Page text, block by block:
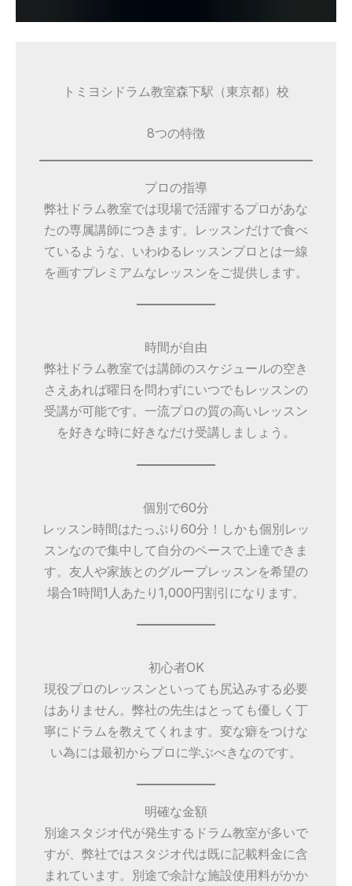
トミヨシドラム教室森下駅（東京都）校
8つの特徴
プロの指導
弊社ドラム教室では現場で活躍するプロがあな
たの専属講師につきます。レッスンだけで食べ
ているような、いわゆるレッスンプロとは一線
を画すプレミアムなレッスンをご提供します。
時間が自由
弊社ドラム教室では講師のスケジュールの空き
さえあれば曜日を問わずにいつでもレッスンの
受講が可能です。一流プロの質の高いレッスン
を好きな時に好きなだけ受講しましょう。
個別で60分
レッスン時間はたっぷり60分！しかも個別レッ
スンなので集中して自分のペースで上達できま
す。友人や家族とのグループレッスンを希望の
場合1時間1人あたり1,000円割引になります。
初心者OK
現役プロのレッスンといっても尻込みする必要
はありません。弊社の先生はとっても優しく丁
寧にドラムを教えてくれます。変な癖をつけな
い為には最初からプロに学ぶべきなのです。
明確な金額
別途スタジオ代が発生するドラム教室が多いで
すが、弊社ではスタジオ代は既に記載料金に含
まれています。別途で余計な施設使用料がかか